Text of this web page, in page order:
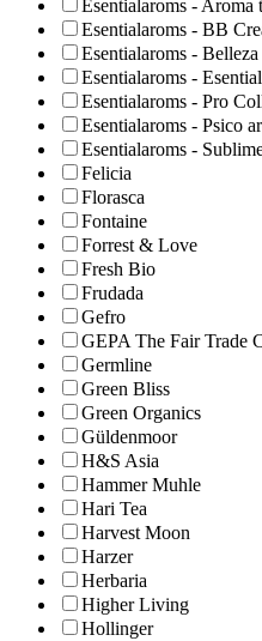
Esentialaroms - Aroma
Esentialaroms - BB
Esentialaroms -
Esentialaroms -
Esentialaroms - Pro
Esentialaroms - Psico
Esentialaroms -
Felicia
Florasca
Fontaine
Forrest & Love
Fresh Bio
Frudada
Gefro
GEPA The Fair Trade
Germline
Green Bliss
Green Organics
Güldenmoor
H&S Asia
Hammer Muhle
Hari Tea
Harvest Moon
Harzer
Herbaria
Higher Living
Hollinger